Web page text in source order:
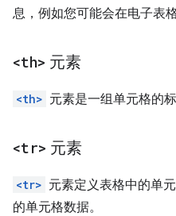
息，例如您可能会在电子表
<th> 元素
<th> 元素是一组单元格的标
<tr> 元素
<tr> 元素定义表格中的单
的单元格数据。